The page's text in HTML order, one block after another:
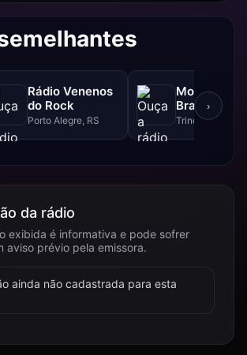
Rádio Venenos
do Rock
Porto Alegre, RS
Motor
Brasil Rádio
Trindade, GO
›
da rádio
exibida é informativa e pode sofrer
aviso prévio pela emissora.
ainda não cadastrada para esta